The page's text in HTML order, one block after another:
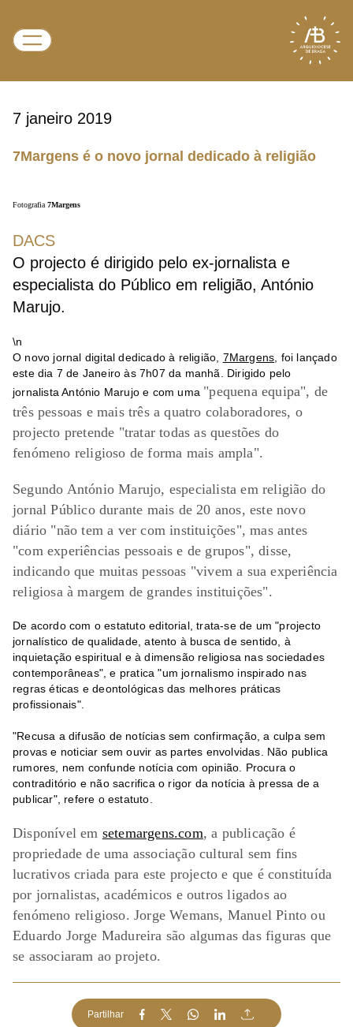
7 janeiro 2019
7Margens é o novo jornal dedicado à religião
Fotografia 7Margens
DACS
O projecto é dirigido pelo ex-jornalista e
especialista do Público em religião, António
Marujo.
\n
O novo jornal digital dedicado à religião, 7Margens , foi lançado
este dia 7 de Janeiro às 7h07 da manhã. Dirigido pelo
jornalista António Marujo e com uma "pequena equipa", de
três pessoas e mais três a quatro colaboradores, o
projecto pretende "tratar todas as questões do
fenómeno religioso de forma mais ampla".
Segundo António Marujo, especialista em religião do
jornal Público durante mais de 20 anos, este novo
diário "não tem a ver com instituições", mas antes
"com experiências pessoais e de grupos", disse,
indicando que muitas pessoas "vivem a sua experiência
religiosa à margem de grandes instituições".
De acordo com o estatuto editorial, trata-se de um "projecto
jornalístico de qualidade, atento à busca de sentido, à
inquietação espiritual e à dimensão religiosa nas sociedades
contemporâneas", e pratica "um jornalismo inspirado nas
regras éticas e deontológicas das melhores práticas
profissionais".
"Recusa a difusão de notícias sem confirmação, a culpa sem
provas e noticiar sem ouvir as partes envolvidas. Não publica
rumores, nem confunde notícia com opinião. Procura o
contraditório e não sacrifica o rigor da notícia à pressa de a
publicar", refere o estatuto.
Disponível em setemargens.com, a publicação é
propriedade de uma associação cultural sem fins
lucrativos criada para este projecto e que é constituída
por jornalistas, académicos e outros ligados ao
fenómeno religioso. Jorge Wemans, Manuel Pinto ou
Eduardo Jorge Madureira são algumas das figuras que
se associaram ao projeto.
Partilhar